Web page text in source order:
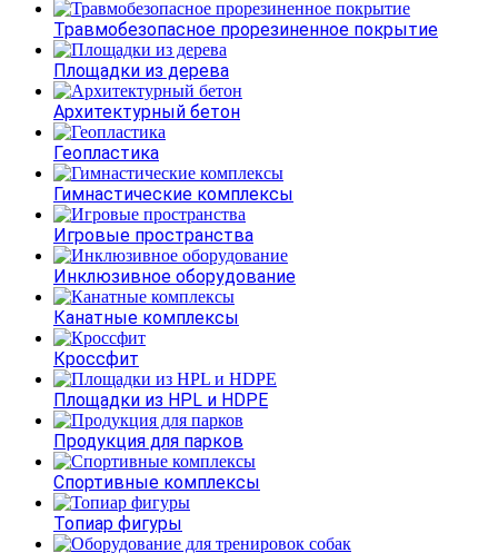
Травмобезопасное прорезиненное покрытие
Площадки из дерева
Архитектурный бетон
Геопластика
Гимнастические комплексы
Игровые пространства
Инклюзивное оборудование
Канатные комплексы
Кроссфит
Площадки из HPL и HDPE
Продукция для парков
Спортивные комплексы
Топиар фигуры